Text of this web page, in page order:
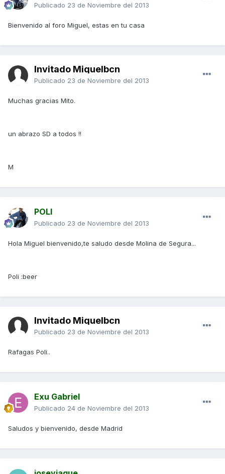
Publicado 23 de Noviembre del 2013
Bienvenido al foro Miguel, estas en tu casa
Invitado Miquelbcn
Publicado 23 de Noviembre del 2013
Muchas gracias Mito.
un abrazo SD a todos !!
M
POLI
Publicado 23 de Noviembre del 2013
Hola Miguel bienvenido,te saludo desde Molina de Segura...
Poli :beer
Invitado Miquelbcn
Publicado 23 de Noviembre del 2013
Rafagas Poli..
Exu Gabriel
Publicado 24 de Noviembre del 2013
Saludos y bienvenido, desde Madrid